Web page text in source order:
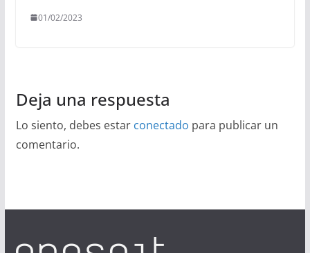
01/02/2023
Deja una respuesta
Lo siento, debes estar conectado para publicar un
comentario.